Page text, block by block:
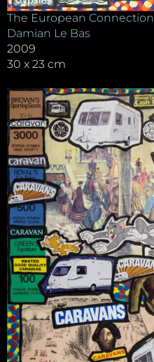
The European Connection
Damian Le Bas
2009
30 x 23 cm